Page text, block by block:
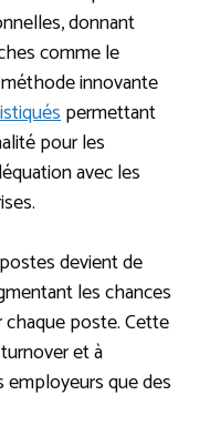
donnant
comme le
innovante
permettant
pour les
avec les
devient de
les chances
poste. Cette
et à
que des